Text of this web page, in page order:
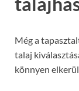
Még a
talaj
könnyen